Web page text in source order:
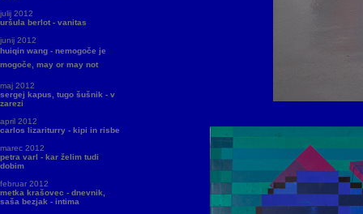
julij 2012
uršula berlot - vanitas
junij 2012
huiqin wang - nemogoče je
mogoče, may or may not
maj 2012
sergej kapus, tugo šušnik - v
zarezi
april 2012
carlos lizariturry - kipi in risbe
marec 2012
petra varl - kar želim tudi
dobim
februar 2012
metka krašovec - dnevnik,
saša bezjak - intima